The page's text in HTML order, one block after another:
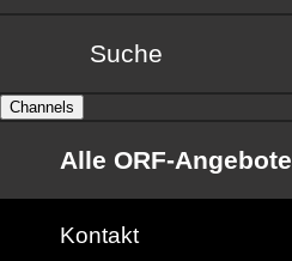
Suche
Channels
Alle ORF-Angebote
Kontakt